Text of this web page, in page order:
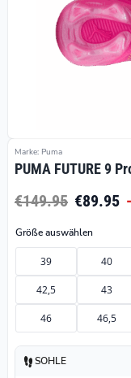
Marke: Puma
PUMA FUTURE 9
€149.95 €89.95
Größe auswählen
39 40
42,5 43
46 46,5
SOHLE